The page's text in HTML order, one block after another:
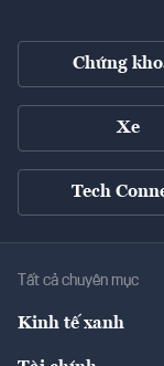
Chứng
Xe
Tech
Tất cả chuyên mục
Kinh tế xanh